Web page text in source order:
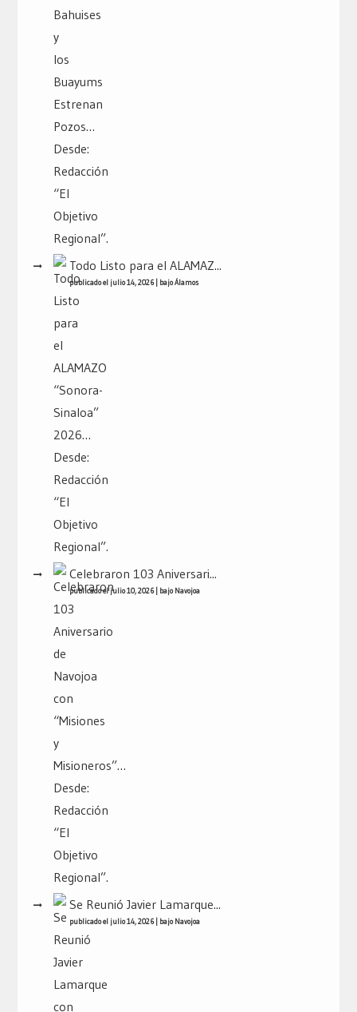
Todo Listo para el ALAMAZ...
publicado el julio 14, 2026| bajoÁlamos
Celebraron 103 Aniversari...
publicado el julio 10, 2026| bajoNavojoa
Se Reunió Javier Lamarque...
publicado el julio 14, 2026| bajoNavojoa